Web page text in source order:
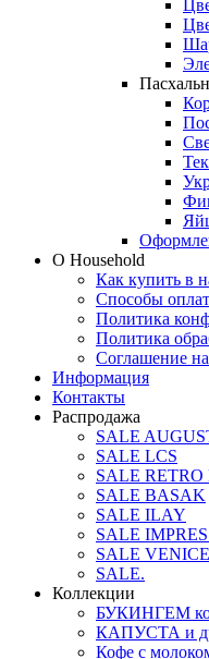
О Household
Как купить в
Способы
Политика
Политика
Соглашение
Информация
Контакты
Распродажа
SALE
SALE LCS
SALE RETRO
SALE BASAK
SALE ILAY
SALE
SALE VENICE
SALE.
Коллекции
БУКИНГЕМ
КАПУСТА и
Кофе с